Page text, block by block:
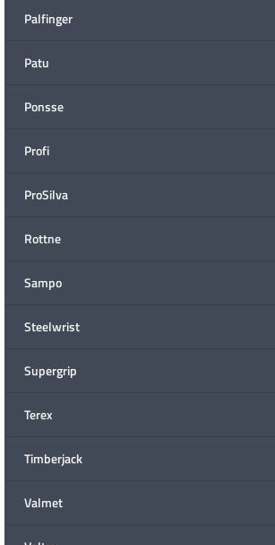
Palfinger
Patu
Ponsse
Profi
ProSilva
Rottne
Sampo
Steelwrist
Supergrip
Terex
Timberjack
Valmet